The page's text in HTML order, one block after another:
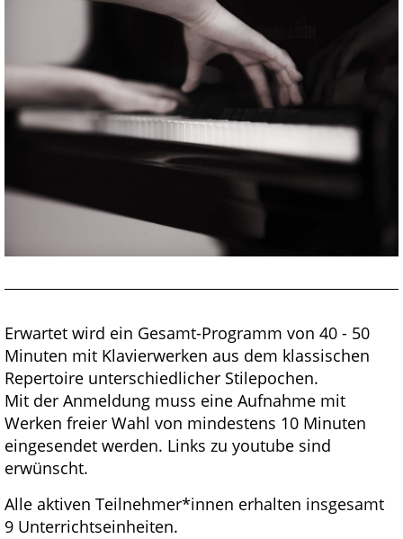
Erwartet wird ein Gesamt-Programm von 40 - 50
Minuten mit Klavierwerken aus dem klassischen
Repertoire unterschiedlicher Stilepochen.
Mit der Anmeldung muss eine Aufnahme mit
Werken freier Wahl von mindestens 10 Minuten
eingesendet werden. Links zu youtube sind
erwünscht.
Alle aktiven Teilnehmer*innen erhalten insgesamt
9 Unterrichtseinheiten.